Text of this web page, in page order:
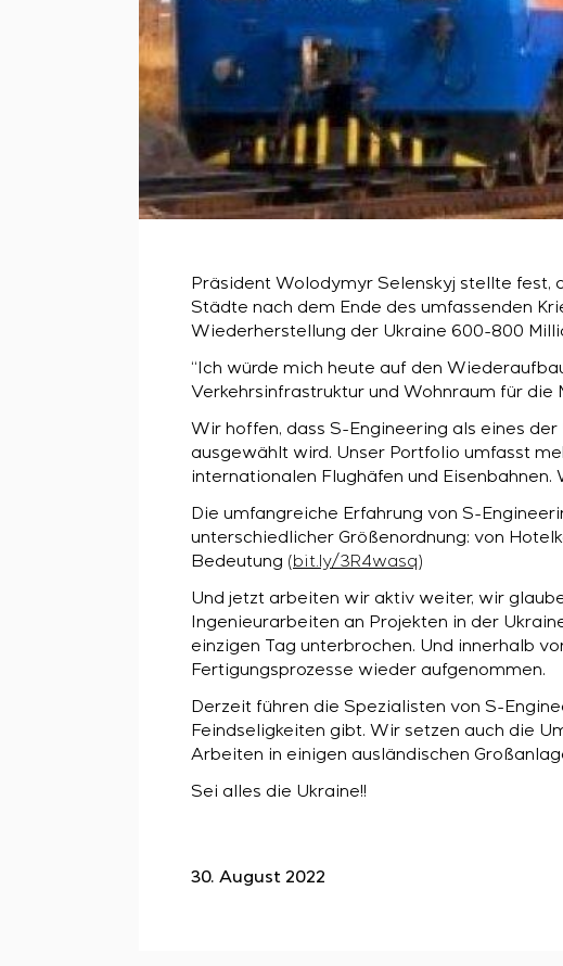
Präsident Wolodymyr Selenskyj stellte fest,
Städte nach dem Ende des umfassenden
Wiederherstellung der Ukraine 600-800
“Ich würde mich heute auf den
Verkehrsinfrastruktur und Wohnraum für die
Wir hoffen, dass S-Engineering als eines
ausgewählt wird. Unser Portfolio umfasst
internationalen Flughäfen und
Die umfangreiche Erfahrung von S-
unterschiedlicher Größenordnung: von
Bedeutung (bit.ly/3R4wasq)
Und jetzt arbeiten wir aktiv weiter, wir
Ingenieurarbeiten an Projekten in der
einzigen Tag unterbrochen. Und innerhalb
Fertigungsprozesse wieder aufgenommen.
Derzeit führen die Spezialisten von S-
Feindseligkeiten gibt. Wir setzen auch die
Arbeiten in einigen ausländischen
Sei alles die Ukraine!!
30. August 2022